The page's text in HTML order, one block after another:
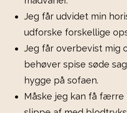
Jeg får udvidet min
udforske forskellige
Jeg får overbevist mig
behøver spise søde
hygge på sofaen.
Måske jeg kan få